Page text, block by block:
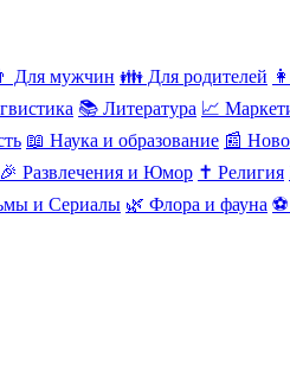
Для мужчин 👪 Для родителей
📚 Литература 📈
📖 Наука и образование 📰
🎉 Развлечения и Юмор ✝️ Религия
и Сериалы 🌿 Флора и фауна